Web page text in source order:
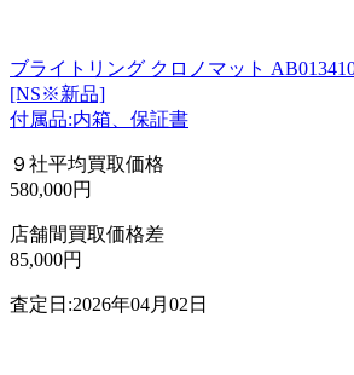
ブライトリング クロノマット
[NS※新品]
付属品:内箱、保証書
９社平均買取価格
580,000円
店舗間買取価格差
85,000円
査定日:2026年04月02日